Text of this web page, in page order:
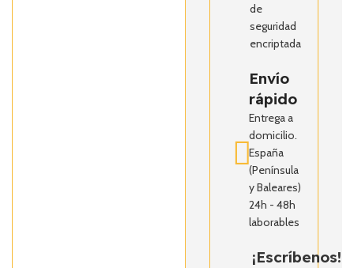
de
seguridad
encriptada
Envío
rápido
Entrega a
domicilio.
España
(Península
y Baleares)
24h - 48h
laborables
¡Escríbenos!